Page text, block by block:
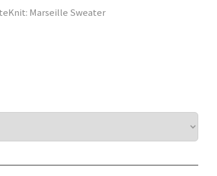
Marseille Sweater